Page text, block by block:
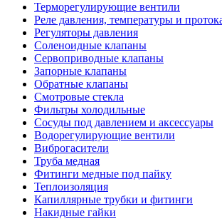
Терморегулирующие вентили
Реле давления, температуры и
Регуляторы давления
Соленоидные клапаны
Сервоприводные клапаны
Запорные клапаны
Обратные клапаны
Смотровые стекла
Фильтры холодильные
Сосуды под давлением и аксессуары
Водорегулирующие вентили
Виброгасители
Труба медная
Фитинги медные под пайку
Теплоизоляция
Капиллярные трубки и фитинги
Накидные гайки